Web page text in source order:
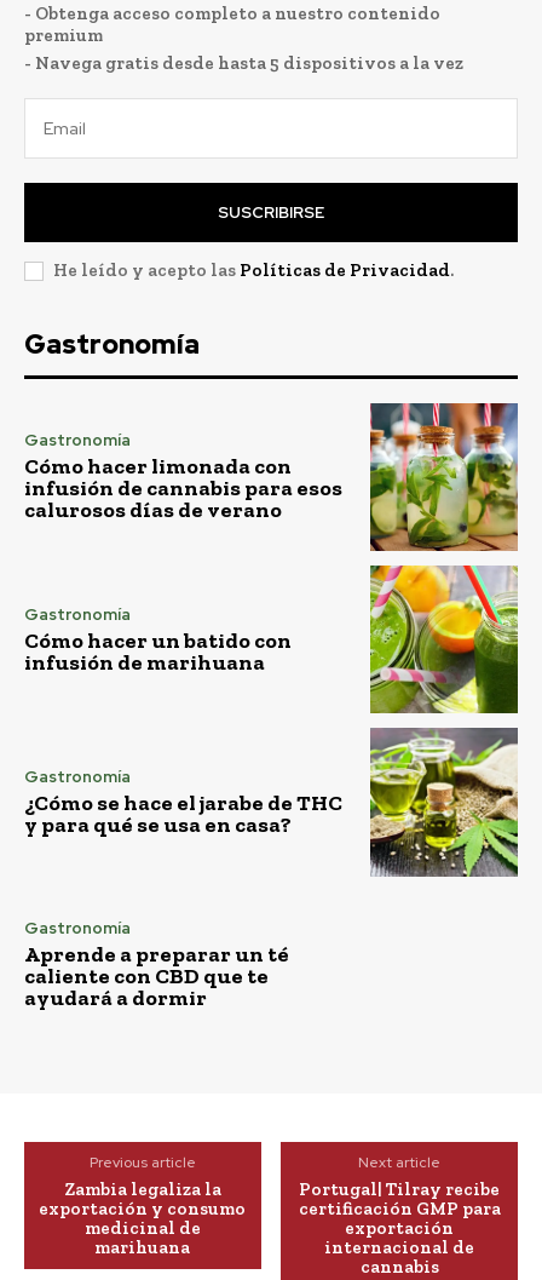
- Obtenga acceso completo a nuestro contenido
premium
- Navega gratis desde hasta 5 dispositivos a la vez
SUSCRIBIRSE
He leído y acepto las Políticas de Privacidad.
Gastronomía
Gastronomía
Cómo hacer limonada con
infusión de cannabis para esos
calurosos días de verano
Gastronomía
Cómo hacer un batido con
infusión de marihuana
Gastronomía
¿Cómo se hace el jarabe de THC
y para qué se usa en casa?
Gastronomía
Aprende a preparar un té
caliente con CBD que te
ayudará a dormir
Previous article
Zambia legaliza la
exportación y consumo
medicinal de
marihuana
Next article
Portugal| Tilray recibe
certificación GMP para
exportación
internacional de
cannabis